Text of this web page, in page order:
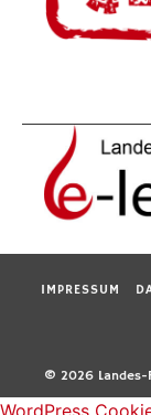
IMPRESSUM
© 2026 Landes-